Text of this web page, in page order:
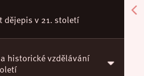
dějepis v 21. století
historické vzdělávání